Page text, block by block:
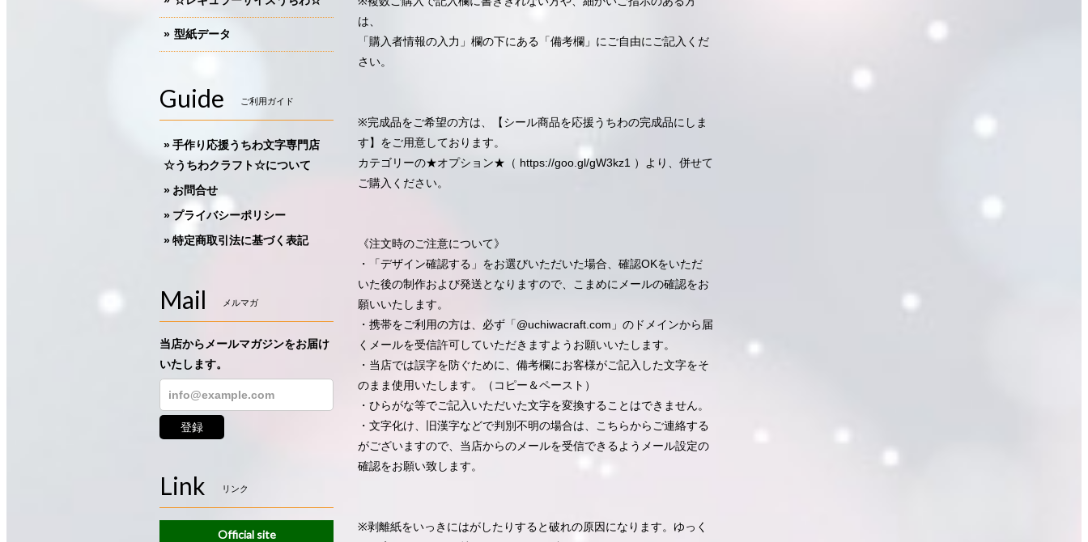
は、
「購入者情報の入力」欄の下にある「備考欄」にご自由にご記入くだ
さい。
※完成品をご希望の方は、【シール商品を応援うちわの完成品にしま
す】をご用意しております。
カテゴリーの★オプション★（ https://goo.gl/gW3kz1 ）より、併せて
ご購入ください。
《注文時のご注意について》
・「デザイン確認する」をお選びいただいた場合、確認OKをいただ
いた後の制作および発送となりますので、こまめにメールの確認をお
願いいたします。
・携帯をご利用の方は、必ず「@uchiwacraft.com」のドメインから届
くメールを受信許可していただきますようお願いいたします。
・当店では誤字を防ぐために、備考欄にお客様がご記入した文字をそ
のまま使用いたします。（コピー＆ペースト）
・ひらがな等でご記入いただいた文字を変換することはできません。
・文字化け、旧漢字などで判別不明の場合は、こちらからご連絡する
がございますので、当店からのメールを受信できるようメール設定の
確認をお願い致します。
※剥離紙をいっきにはがしたりすると破れの原因になります。ゆっく
型紙データ
Guide ご利用ガイド
手作り応援うちわ文字専門店
☆うちわクラフト☆について
お問合せ
プライバシーポリシー
特定商取引法に基づく表記
Mail メルマガ
当店からメールマガジンをお届け
いたします。
登録
Link リンク
Official site